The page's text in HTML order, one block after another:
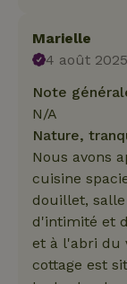
Marielle
4 août 2025
Note
N/A
Nature,
Nous avons
cuisine
douillet,
d'intimité et
et à l'abri du
cottage est